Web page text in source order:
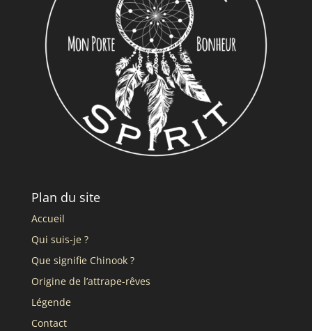
Plan du site
Accueil
Qui suis-je ?
Que signifie Chinook ?
Origine de l’attrape-rêves
Légende
Contact